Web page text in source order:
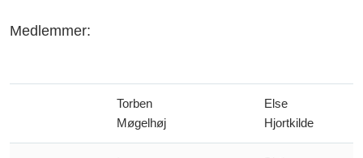
Medlemmer:
Torben
Møgelhøj
Else
Hjortkilde